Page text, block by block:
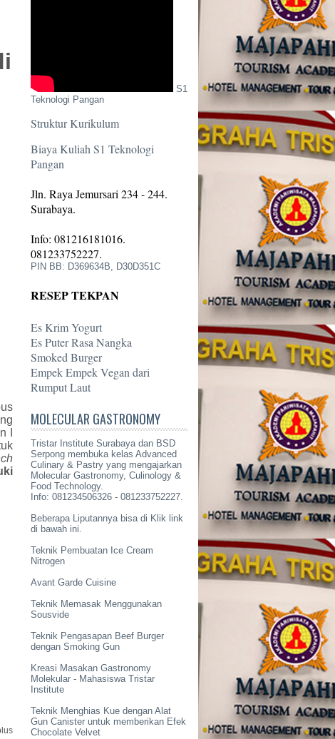
I
S1
Teknologi Pangan
Struktur Kurikulum
Biaya Kuliah S1 Teknologi
Pangan
Jln. Raya Jemursari 234 - 244.
Surabaya.
Info: 081216181016.
081233752227.
PIN BB: D369634B, D30D351C
RESEP TEKPAN
Es Krim Yogurt
Es Puter Rasa Nangka
Smoked Burger
Empek Empek Vegan dari
Rumput Laut
MOLECULAR GASTRONOMY
Tristar Institute Surabaya dan BSD
Serpong membuka kelas Advanced
Culinary & Pastry yang mengajarkan
Molecular Gastronomy, Culinology &
Food Technology.
Info: 081234506326 - 081233752227.
Beberapa Liputannya bisa di Klik link
di bawah ini.
Teknik Pembuatan Ice Cream
Nitrogen
Avant Garde Cuisine
Teknik Memasak Menggunakan
Sousvide
Teknik Pengasapan Beef Burger
dengan Smoking Gun
Kreasi Masakan Gastronomy
Molekular - Mahasiswa Tristar
Institute
Teknik Menghias Kue dengan Alat
Gun Canister untuk memberikan Efek
Chocolate Velvet